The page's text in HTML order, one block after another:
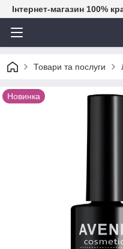
Інтернет-магазин 100%
Товари та послуги
Новинка